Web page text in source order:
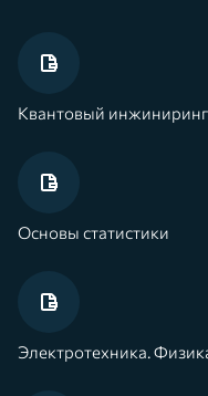
Квантовый
Основы статистики
Электротехника.